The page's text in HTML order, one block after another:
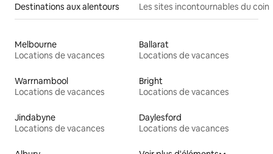
Destinations aux alentours Les sites incontournables du coin
Melbourne
Locations de vacances
Ballarat
Locations de vacances
Warrnambool
Locations de vacances
Bright
Locations de vacances
Jindabyne
Locations de vacances
Daylesford
Locations de vacances